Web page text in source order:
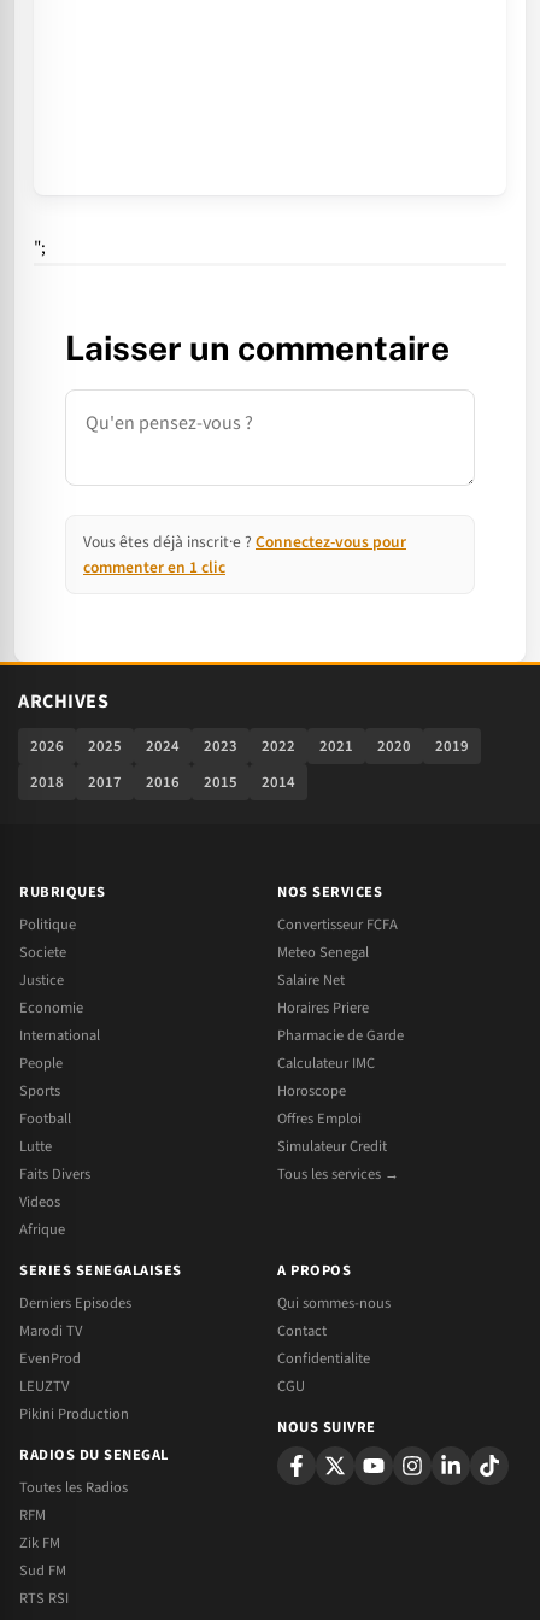
";
Laisser un commentaire
Commentaire
Vous êtes déjà inscrit·e ? Connectez-vous pour
commenter en 1 clic
ARCHIVES
2026 2025 2024 2023 2022 2021 2020
2019
2018
2017 2016 2015 2014
RUBRIQUES
Politique
Societe
Justice
Economie
International
People
Sports
Football
Lutte
Faits Divers
Videos
Afrique
NOS SERVICES
Convertisseur FCFA
Meteo Senegal
Salaire Net
Horaires Priere
Pharmacie de Garde
Calculateur IMC
Horoscope
Offres Emploi
Simulateur Credit
Tous les services →
SERIES SENEGALAISES
Derniers Episodes
Marodi TV
EvenProd
LEUZTV
Pikini Production
RADIOS DU SENEGAL
Toutes les Radios
RFM
Zik FM
Sud FM
RTS RSI
A PROPOS
Qui sommes-nous
Contact
Confidentialite
CGU
NOUS SUIVRE